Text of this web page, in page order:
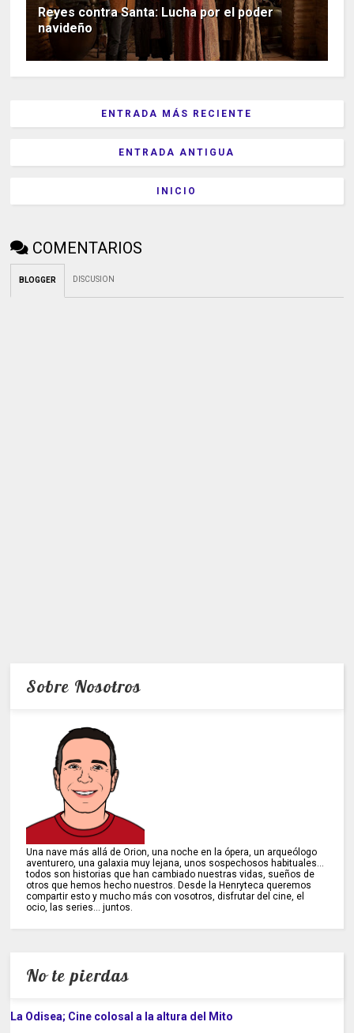
Reyes contra Santa: Lucha por el poder
navideño
ENTRADA MÁS RECIENTE
ENTRADA ANTIGUA
INICIO
COMENTARIOS
BLOGGER DISCUSION
Sobre Nosotros
Una nave más allá de Orion, una noche en la ópera, un arqueólogo
aventurero, una galaxia muy lejana, unos sospechosos habituales...
todos son historias que han cambiado nuestras vidas, sueños de
otros que hemos hecho nuestros. Desde la Henryteca queremos
compartir esto y mucho más con vosotros, disfrutar del cine, el
ocio, las series... juntos.
No te pierdas
La Odisea; Cine colosal a la altura del Mito